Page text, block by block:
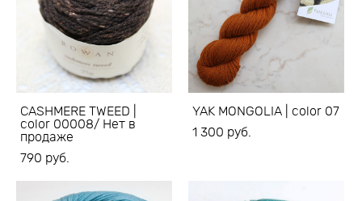
CASHMERE TWEED |
color 00008/ Нет в
продаже
790 pуб.
YAK MONGOLIA | color 07
1 300 pуб.